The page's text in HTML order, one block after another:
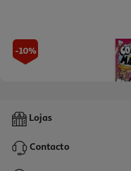
-10%
Livro Coelho Vs. Macaco -
15,50 € PVP de editor
13,95 €
Lojas
Contacto